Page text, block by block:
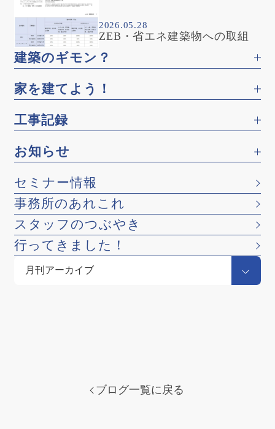
2026.05.28
ZEB・省エネ建築物への取組
建築のギモン？
家を建てよう！
工事記録
お知らせ
セミナー情報
事務所のあれこれ
スタッフのつぶやき
行ってきました！
ブログ一覧に戻る